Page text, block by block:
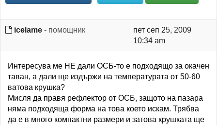
icelame - помощник
пет сеп 25, 2009
10:34 am
Интересува ме НЕ дали ОСБ-то е подходящо за окачен
таван, а дали ще издържи на температурата от 50-60
ватова крушка?
Мисля да правя рефлектор от ОСБ, защото на пазара
няма подходяща форма на това което искам. Трябва
да е в много компактни размери и затова крушката ще